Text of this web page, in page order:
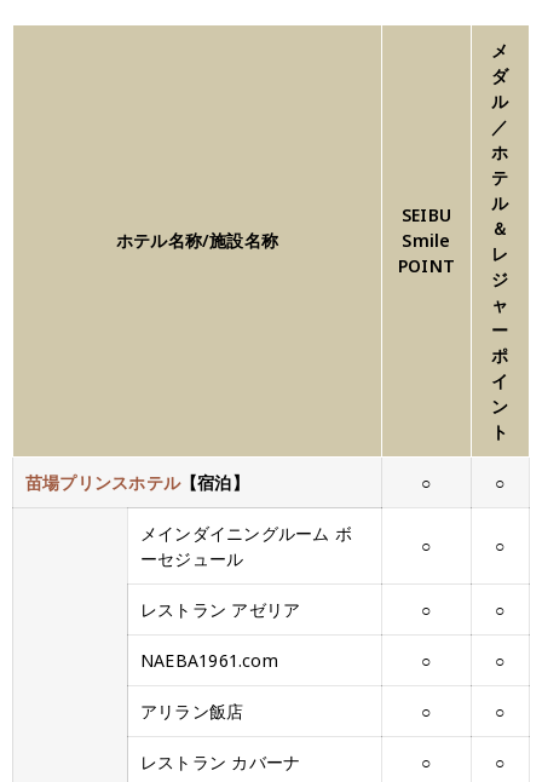
ホテル名称/施設名称
SEIBU
Smile
POINT
メ
ダ
ル
／
ホ
テ
ル
＆
レ
ジ
ャ
ー
ポ
イ
ン
ト
苗場プリンスホテル【宿泊】 ○ ○
メインダイニングルーム ボ
ーセジュール
○ ○
レストラン アゼリア ○ ○
NAEBA1961.com ○ ○
アリラン飯店 ○ ○
レストラン カバーナ ○ ○